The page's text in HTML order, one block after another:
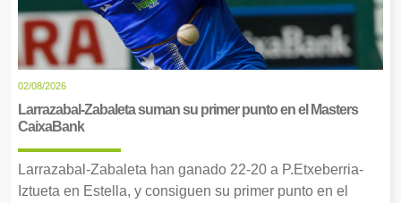
02/08/2026
Larrazabal-Zabaleta suman su primer punto en el Masters
CaixaBank
Larrazabal-Zabaleta han ganado 22-20 a P.Etxeberria-
Iztueta en Estella, y consiguen su primer punto en el